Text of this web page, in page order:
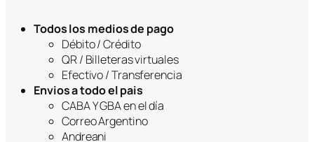
Todos los medios de pago
Débito / Crédito
QR / Billeteras virtuales
Efectivo / Transferencia
Envios a todo el pais
CABA Y GBA en el día
Correo Argentino
Andreani